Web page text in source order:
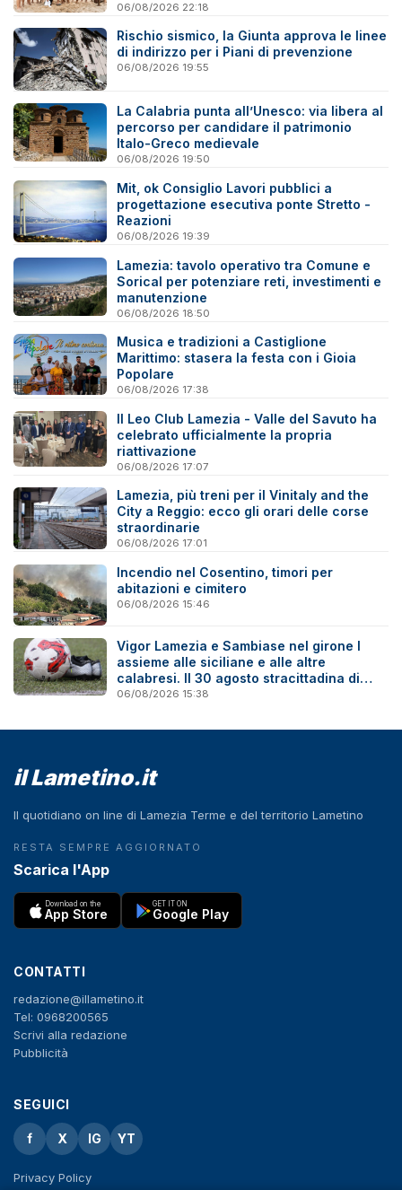
06/08/2026 22:18
Rischio sismico, la Giunta approva le linee
di indirizzo per i Piani di prevenzione
06/08/2026 19:55
La Calabria punta all’Unesco: via libera al
percorso per candidare il patrimonio
Italo-Greco medievale
06/08/2026 19:50
Mit, ok Consiglio Lavori pubblici a
progettazione esecutiva ponte Stretto -
Reazioni
06/08/2026 19:39
Lamezia: tavolo operativo tra Comune e
Sorical per potenziare reti, investimenti e
manutenzione
06/08/2026 18:50
Musica e tradizioni a Castiglione
Marittimo: stasera la festa con i Gioia
Popolare
06/08/2026 17:38
Il Leo Club Lamezia - Valle del Savuto ha
celebrato ufficialmente la propria
riattivazione
06/08/2026 17:07
Lamezia, più treni per il Vinitaly and the
City a Reggio: ecco gli orari delle corse
straordinarie
06/08/2026 17:01
Incendio nel Cosentino, timori per
abitazioni e cimitero
06/08/2026 15:46
Vigor Lamezia e Sambiase nel girone I
assieme alle siciliane e alle altre
calabresi. Il 30 agosto stracittadina di
Coppa Italia
06/08/2026 15:38
il Lametino.it
Il quotidiano on line di Lamezia Terme e del territorio Lametino
RESTA SEMPRE AGGIORNATO
Scarica l'App
Download on the
App Store
GET IT ON
Google Play
CONTATTI
redazione@illametino.it
Tel: 0968200565
Scrivi alla redazione
Pubblicità
SEGUICI
f X IG YT
Privacy Policy